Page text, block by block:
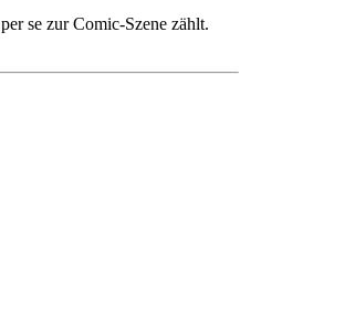
se zur Comic-Szene zählt.